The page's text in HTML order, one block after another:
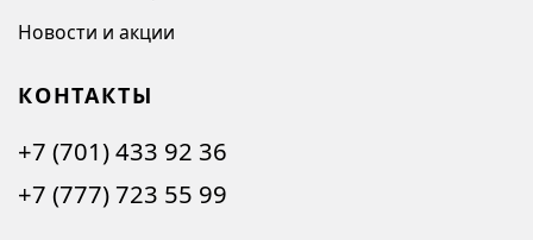
Новости и акции
КОНТАКТЫ
+7 (701) 433 92 36
+7 (777) 723 55 99